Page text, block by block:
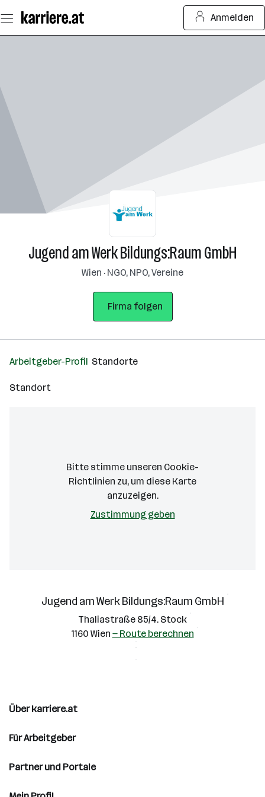
Seiteninhalt
springen
Anmelden
Jugend am Werk Bildungs:Raum GmbH
Wien · NGO, NPO, Vereine
Firma folgen
Arbeitgeber-Profil Standorte
Standort
Bitte stimme unseren Cookie-
Richtlinien zu, um diese Karte
anzuzeigen.
Zustimmung geben
Jugend am Werk Bildungs:Raum GmbH
Thaliastraße 85/4. Stock
1160 Wien — Route berechnen
Über karriere.at
Für Arbeitgeber
Partner und Portale